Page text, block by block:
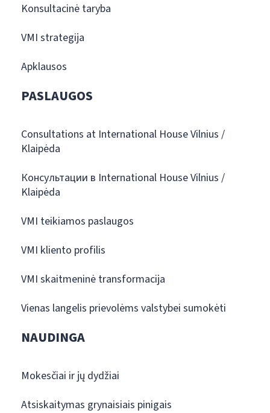
Konsultacinė taryba
VMI strategija
Apklausos
PASLAUGOS
Consultations at International House Vilnius /
Klaipėda
Консультации в International House Vilnius /
Klaipėda
VMI teikiamos paslaugos
VMI kliento profilis
VMI skaitmeninė transformacija
Vienas langelis prievolėms valstybei sumokėti
NAUDINGA
Mokesčiai ir jų dydžiai
Atsiskaitymas grynaisiais pinigais